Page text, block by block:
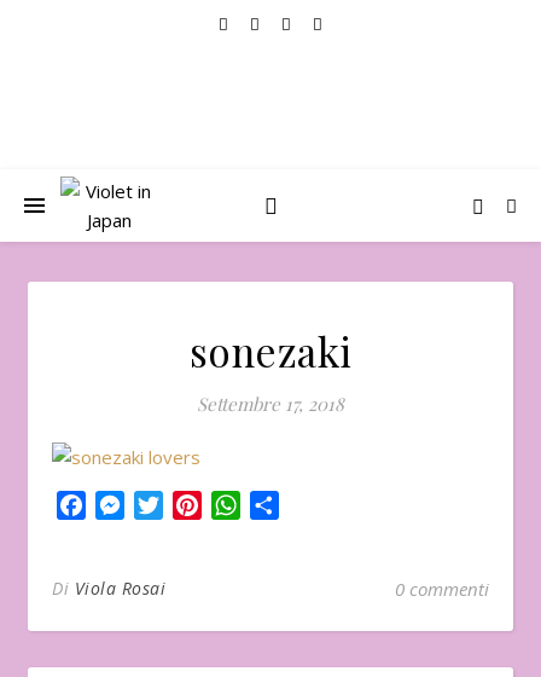
sonezaki
Settembre 17, 2018
FacebookMessenger
TwitterPinterestWhatsApp
Di Viola Rosai 0 commenti